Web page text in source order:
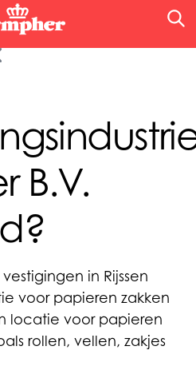
B.V.
in Rijssen
voor papieren zakken
locatie voor papieren
rollen, vellen, zakjes